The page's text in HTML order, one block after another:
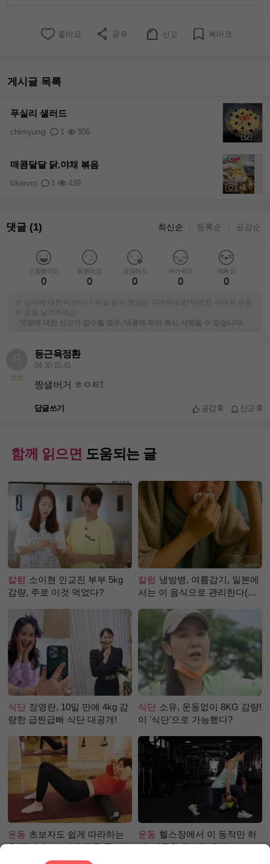
좋아요 공유 신고 북마크
게시글 목록
푸실리 샐러드
1 306
chimyung
+2
매콤달달 닭,야채 볶음
1 439
bluevm
댓글 (1) 최신순 등록순 공감순
도움됐어요
0
응원해요
0
궁금해요
0
부러워요
0
예뻐요
0
※ 상대에 대한 비방이나 욕설 등의 댓글은 피해주세요! 따뜻한 격려와 응원
의 글을 남겨주세요~
-
댓글에 대한 신고가 접수될 경우, 내용에 따라 즉시 삭제될 수 있습니다.
초보
등근육정환
04.30 15:41
짱샐버거 ㅎㅇㅌ!
답글쓰기 공감0 신고 0
함께 읽으면 도움되는 글
칼럼 소이현 인교진 부부 5kg
감량, 주로 이것 먹었다?
칼럼 냉방병, 여름감기, 일본에
서는 이 음식으로 관리한다(생
식단 장영란, 10일 만에 4kg 감
량한 급찐급빠 식단 대공개!
식단 소유, 운동없이 8KG 감량!
이 '식단'으로 가능했다?
운동 초보자도 쉽게 따라하는
홈 필라테스 –어깨 근육 풀어주
운동 헬스장에서 이 동작만 하
면, 애플힙 완성?! -2탄-